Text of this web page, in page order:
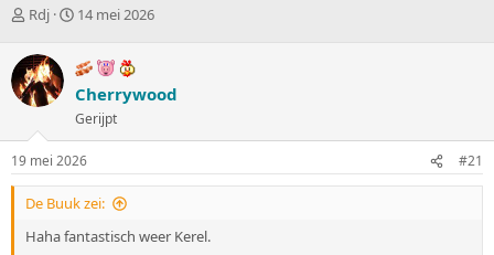
O
d
e
r
w
e
p
t
a
Rdj
S
r
t
d
t
u
14 mei 2026
Cherrywood
Gerijpt
19 mei 2026 #21
De Buuk zei:
Haha fantastisch weer Kerel.